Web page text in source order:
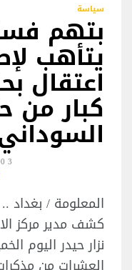
سياسة
بتهم
يتأهب
اعتقال
كبار من
3 Jul 15:00
المعلومة / بغداد ..
كشف مدير مركز
نزار حيدر اليوم